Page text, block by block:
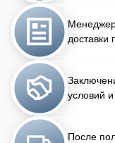
доставки
условий
После